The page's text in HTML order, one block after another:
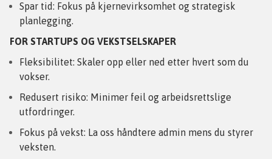
Spar tid: Fokus på kjernevirksomhet og strategisk
planlegging.
FOR STARTUPS OG VEKSTSELSKAPER
Fleksibilitet: Skaler opp eller ned etter hvert som du
vokser.
Redusert risiko: Minimer feil og arbeidsrettslige
utfordringer.
Fokus på vekst: La oss håndtere admin mens du styrer
veksten.